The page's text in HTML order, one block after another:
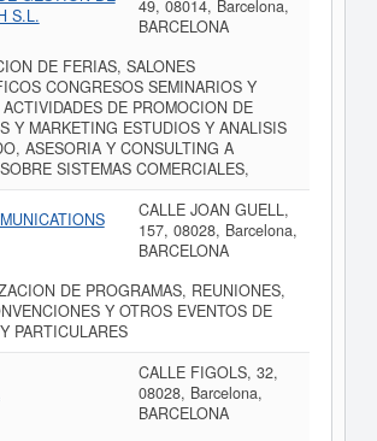
S.L.
49, 08014, Barcelona,
BARCELONA
DE FERIAS, SALONES
CONGRESOS SEMINARIOS Y
DE PROMOCION DE
Y MARKETING ESTUDIOS Y ANALISIS
ASESORIA Y CONSULTING A
SISTEMAS COMERCIALES,
CALLE JOAN GUELL,
157, 08028, Barcelona,
BARCELONA
DE PROGRAMAS, REUNIONES,
Y OTROS EVENTOS DE
PARTICULARES
CALLE FIGOLS, 32,
08028, Barcelona,
BARCELONA